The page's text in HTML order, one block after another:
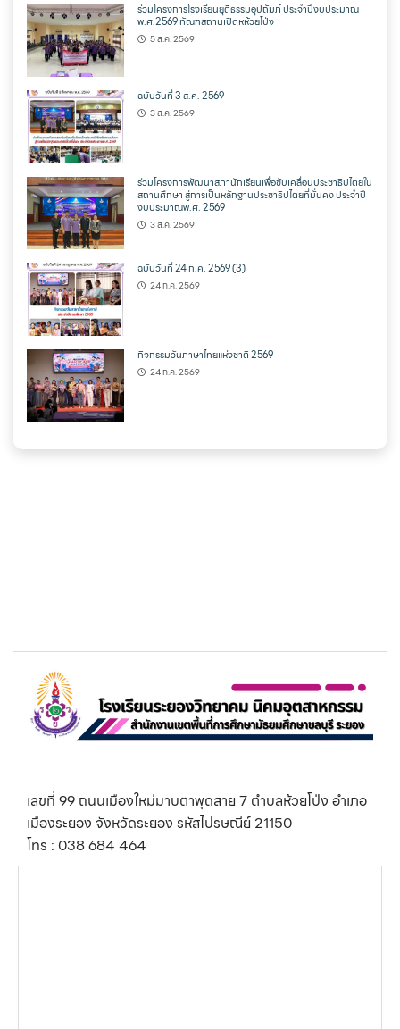
ร่วมโครงการโรงเรียนยุติธรรมอุปถัมภ์ ประจำปีงบประมาณ
พ.ศ.2569 ทัณฑสถานเปิดหห้วยโป่ง
5 ส.ค. 2569
ฉบับวันที่ 3 ส.ค. 2569
3 ส.ค. 2569
ร่วมโครงการพัฒนาสภานักเรียนเพื่อขับเคลื่อนประชาธิปไตยใน
สถานศึกษา สู่การเป็นหลักฐานประชาธิปไตยที่มั่นคง ประจำปี
งบประมาณพ.ศ. 2569
3 ส.ค. 2569
ฉบับวันที่ 24 ก.ค. 2569 (3)
24 ก.ค. 2569
กิจกรรมวันภาษาไทยแห่งชาติ 2569
24 ก.ค. 2569
เลขที่ 99 ถนนเมืองใหม่มาบตาพุดสาย 7 ตำบลห้วยโป่ง อำเภอ
เมืองระยอง จังหวัดระยอง รหัสไปรษณีย์ 21150
โทร : 038 684 464